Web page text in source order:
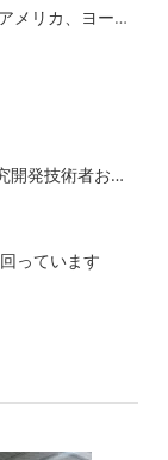
メリカ、ヨーロ
開発技術者およ
っています